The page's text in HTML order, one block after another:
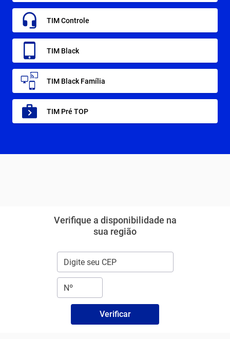
TIM Controle
TIM Black
TIM Black Família
TIM Pré TOP
Verifique a disponibilidade na
sua região
Verificar